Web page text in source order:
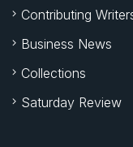
Contributing
Business News
Collections
Saturday Review